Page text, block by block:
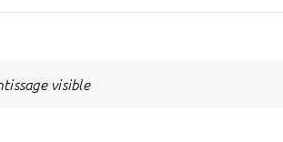
visible